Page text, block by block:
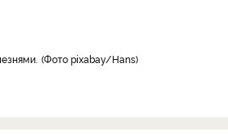
Фото pixabay/Hans